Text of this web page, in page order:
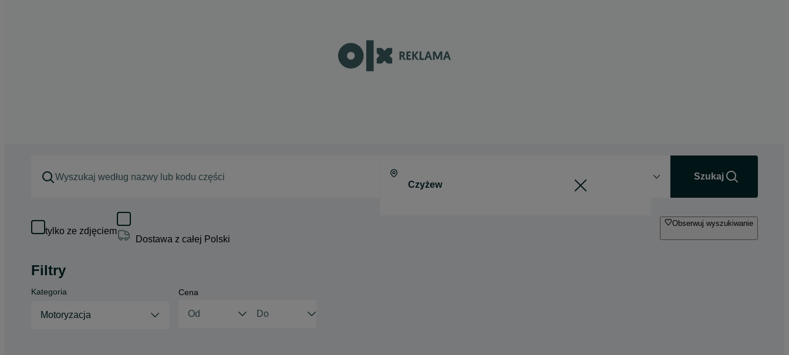
Szukaj
tylko ze zdjęciem
Dostawa z całej Polski
Obserwuj wyszukiwanie
Filtry
Kategoria
Motoryzacja
Cena